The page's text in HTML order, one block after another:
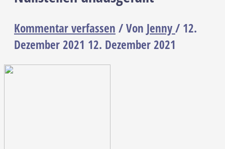
Kommentar verfassen / Von Jenny/ 12.
Dezember 2021 12. Dezember 2021